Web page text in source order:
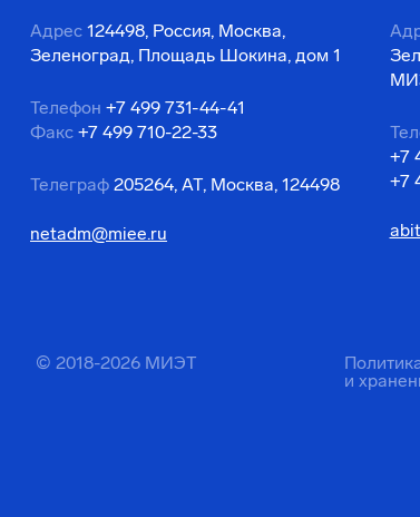
Адрес 124498, Россия, Москва,
Зеленоград, Площадь Шокина, дом 1
Телефон +7 499 731-44-41
Факс +7 499 710-22-33
Телеграф 205264, АТ, Москва, 124498
netadm@miee.ru
+7
+7
© 2018-2026 МИЭТ
и